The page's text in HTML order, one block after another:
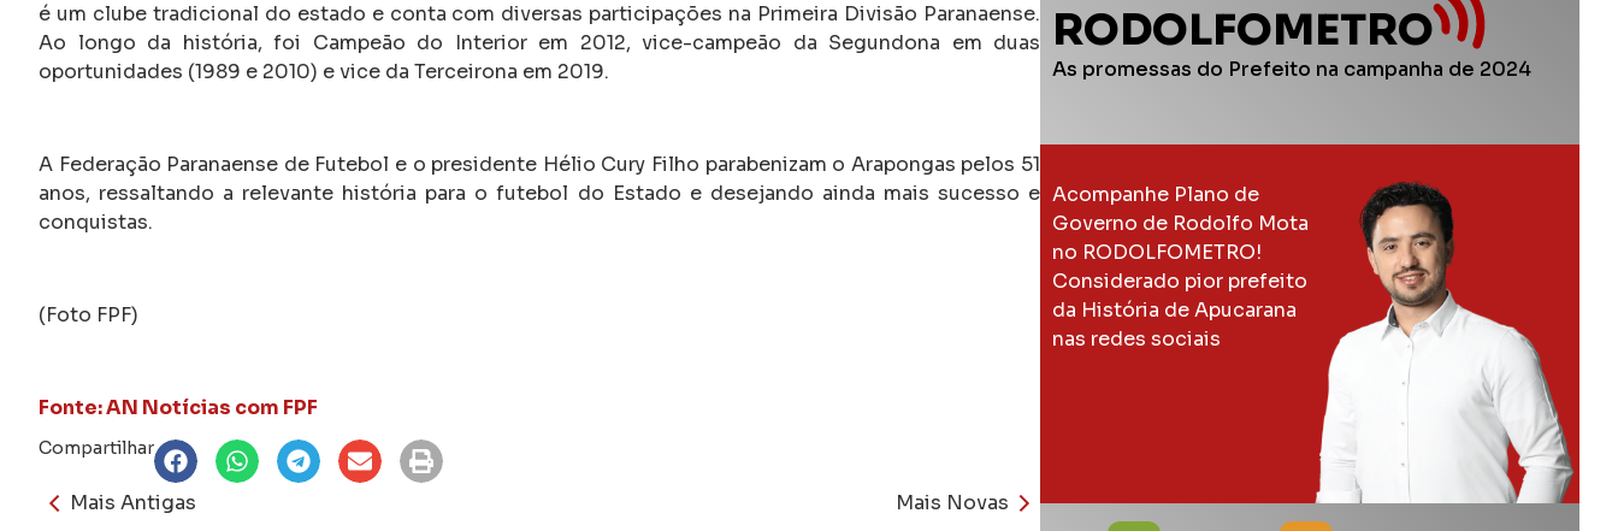
é um clube tradicional do estado e conta com diversas participações na Primeira Divisão Paranaense.
Ao longo da história, foi Campeão do Interior em 2012, vice-campeão da Segundona em duas
oportunidades (1989 e 2010) e vice da Terceirona em 2019.
A Federação Paranaense de Futebol e o presidente Hélio Cury Filho parabenizam o Arapongas pelos 51
anos, ressaltando a relevante história para o futebol do Estado e desejando ainda mais sucesso e
conquistas.
(Foto FPF)
Fonte: AN Notícias com FPF
Compartilhar
Mais Antigas Mais Novas
RODOLFOMETRO
As promessas do Prefeito na campanha de 2024
Acompanhe Plano de
Governo de Rodolfo Mota
no RODOLFOMETRO!
Considerado pior prefeito
da História de Apucarana
nas redes sociais